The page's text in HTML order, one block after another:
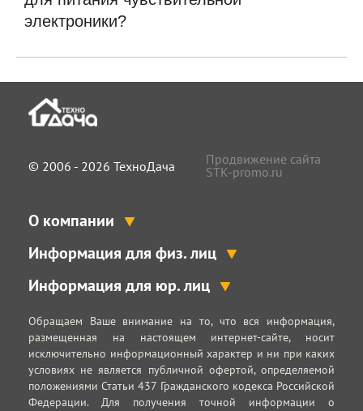
электроники?
© 2006 - 2026 ТехноДача
Продвижение сайта
STK-promo.ru
О компании
Информация для физ. лиц
Информация для юр. лиц
Обращаем Ваше внимание на то, что вся информация,
размещенная на настоящем интернет-сайте, носит
исключительно информационный характер и ни при каких
условиях не является публичной офертой, определяемой
положениями Статьи 437 Гражданского кодекса Российской
Федерации. Для получения точной информации о